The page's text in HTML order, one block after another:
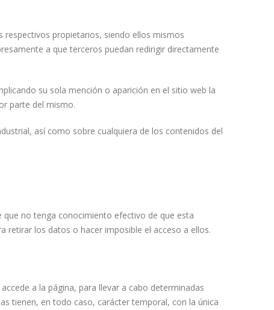
respectivos propietarios, siendo ellos mismos
a que terceros puedan redirigir directamente
su sola mención o aparición en el sitio web la
parte del mismo.
así como sobre cualquiera de los contenidos del
que no tenga conocimiento efectivo de que esta
retirar los datos o hacer imposible el acceso a ellos.
a la página, para llevar a cabo determinadas
tienen, en todo caso, carácter temporal, con la única